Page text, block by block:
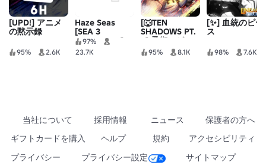
[UPD!] アニメ
の黙示録
95% 2.6K
Haze Seas
[SEA 3
EXPANSION]
97%
23.7K
[🐺TEN
SHADOWS PT.
2] 柔術：ゼロ
95% 8.1K
[✨] 血統のピー
ス
98% 7.6K
当社について 採用情報 ニュース
保護者の方へ
ギフトカードを購入
ヘルプ 規約
アクセシビリティ
プライバシー
プライバシー設定 サイトマップ